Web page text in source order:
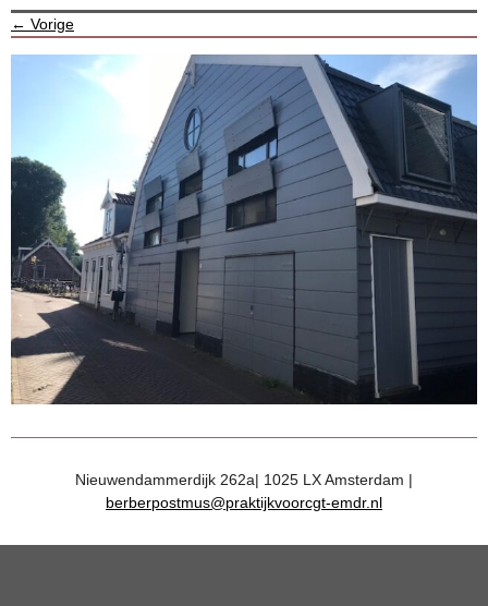
← Vorige
Nieuwendammerdijk 262a| 1025 LX Amsterdam |
berberpostmus@praktijkvoorcgt-emdr.nl